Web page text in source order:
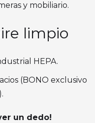
y mobiliario.
limpio
HEPA.
(BONO exclusivo
un dedo!